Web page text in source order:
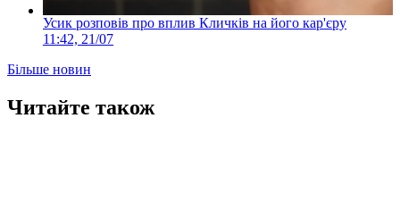
Усик розповів про вплив Кличків на його кар'єру
11:42, 21/07
Більше новин
Читайте також